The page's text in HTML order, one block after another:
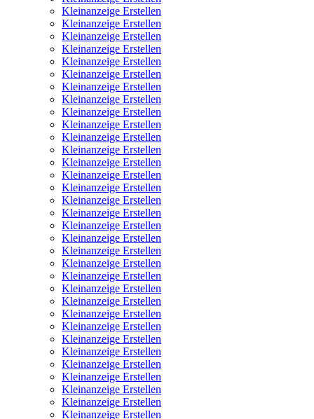
Kleinanzeige Erstellen
Kleinanzeige Erstellen
Kleinanzeige Erstellen
Kleinanzeige Erstellen
Kleinanzeige Erstellen
Kleinanzeige Erstellen
Kleinanzeige Erstellen
Kleinanzeige Erstellen
Kleinanzeige Erstellen
Kleinanzeige Erstellen
Kleinanzeige Erstellen
Kleinanzeige Erstellen
Kleinanzeige Erstellen
Kleinanzeige Erstellen
Kleinanzeige Erstellen
Kleinanzeige Erstellen
Kleinanzeige Erstellen
Kleinanzeige Erstellen
Kleinanzeige Erstellen
Kleinanzeige Erstellen
Kleinanzeige Erstellen
Kleinanzeige Erstellen
Kleinanzeige Erstellen
Kleinanzeige Erstellen
Kleinanzeige Erstellen
Kleinanzeige Erstellen
Kleinanzeige Erstellen
Kleinanzeige Erstellen
Kleinanzeige Erstellen
Kleinanzeige Erstellen
Kleinanzeige Erstellen
Kleinanzeige Erstellen
Kleinanzeige Erstellen